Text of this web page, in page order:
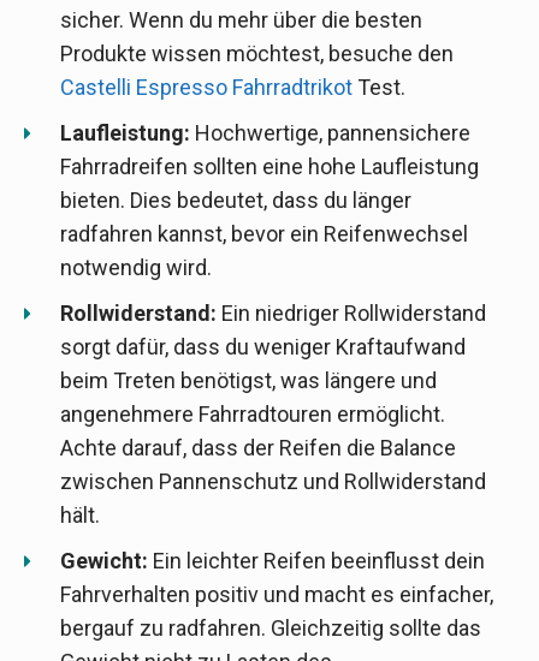
sicher. Wenn du mehr über die besten
Produkte wissen möchtest, besuche den
Castelli Espresso FahrradtrikotTest.
Laufleistung: Hochwertige, pannensichere
Fahrradreifen sollten eine hohe Laufleistung
bieten. Dies bedeutet, dass du länger
radfahren kannst, bevor ein Reifenwechsel
notwendig wird.
Rollwiderstand: Ein niedriger Rollwiderstand
sorgt dafür, dass du weniger Kraftaufwand
beim Treten benötigst, was längere und
angenehmere Fahrradtouren ermöglicht.
Achte darauf, dass der Reifen die Balance
zwischen Pannenschutz und Rollwiderstand
hält.
Gewicht: Ein leichter Reifen beeinflusst dein
Fahrverhalten positiv und macht es einfacher,
bergauf zu radfahren. Gleichzeitig sollte das